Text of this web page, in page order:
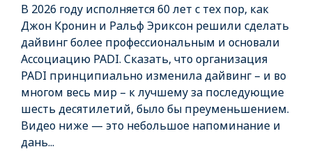
В 2026 году исполняется 60 лет с тех пор, как
Джон Кронин и Ральф Эриксон решили сделать
дайвинг более профессиональным и основали
Ассоциацию PADI. Сказать, что организация
PADI принципиально изменила дайвинг – и во
многом весь мир – к лучшему за последующие
шесть десятилетий, было бы преуменьшением.
Видео ниже — это небольшое напоминание и
дань...